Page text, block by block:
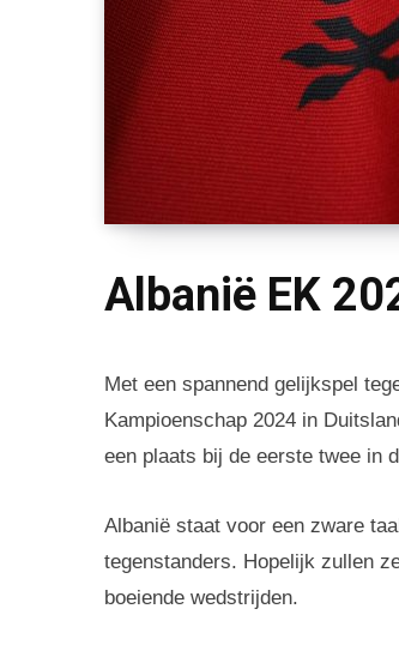
Albanië EK
Met een spannend gelijkspel
Kampioenschap 2024 in
een plaats bij de eerste twee in
Albanië staat voor een zware
tegenstanders. Hopelijk zullen
boeiende wedstrijden.